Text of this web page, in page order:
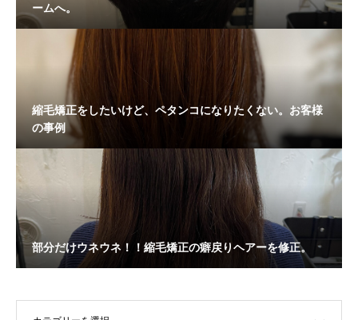
ームへ。
縮毛矯正をしたいけど、ペタンコになりたくない。お客様
の事例
部分だけウネウネ！！縮毛矯正の癖戻りヘアーを修正。